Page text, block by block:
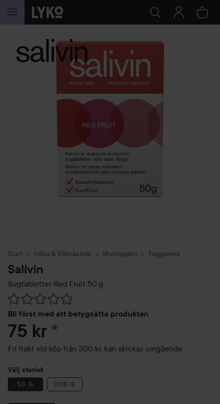
HOPPA TILL INNEHÅLLET
Start Hälsa & Välmående Munhygien Tuggummi
Salivin
Sugtabletter Red Fruit 50 g
Bli först med att betygsätta produkten
Hoppa till Betyg & kommentarer
75 kr *
Fri frakt vid köp från 300 kr, kan skickas omgående
Välj storlek
50 G 200 G